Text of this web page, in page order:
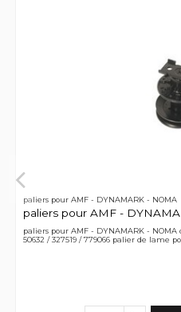
paliers pour AMF - DYNAMARK - NOMA
paliers pour AMF -
paliers pour AMF - DYNAMARK - NOMA
50632 / 327519 / 779066 palier de lame